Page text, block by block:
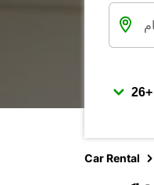
Car Rental